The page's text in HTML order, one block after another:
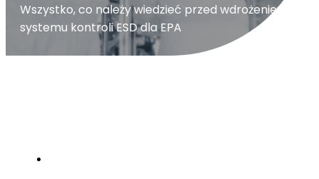
Wszystko, co należy wiedzieć przed wdrożeniem
systemu kontroli ESD dla EPA